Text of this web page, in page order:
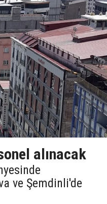
alınacak
ve Şemdinli'de